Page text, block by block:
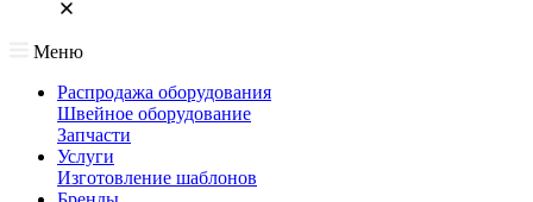
Меню
Распродажа оборудования
Швейное оборудование
Запчасти
Услуги
Изготовление шаблонов